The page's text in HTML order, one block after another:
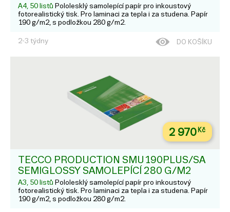
A4, 50 listů Pololesklý samolepící papír pro inkoustový
fotorealistický tisk. Pro laminaci za tepla i za studena. Papír
190 g/m2, s podložkou 280 g/m2.
2-3 týdny DO KOŠÍKU
2 970Kč
TECCO PRODUCTION SMU190PLUS/SA
SEMIGLOSSY SAMOLEPÍCÍ 280 G/M2
A3, 50 listů Pololesklý samolepící papír pro inkoustový
fotorealistický tisk. Pro laminaci za tepla i za studena. Papír
190 g/m2, s podložkou 280 g/m2.